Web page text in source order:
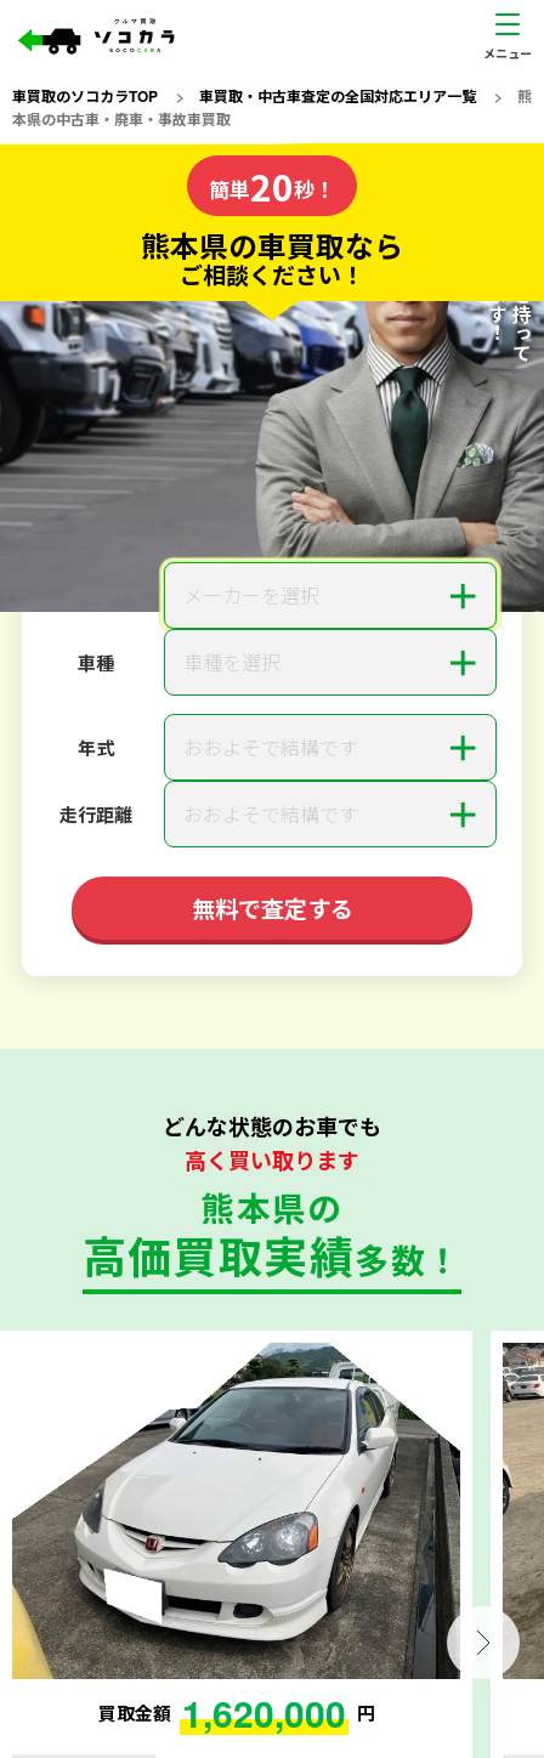
車買取のソコカラTOP > 車買取・中古車査定の全国対応エリア一覧> 熊
本県の中古車・廃車・事故車買取
の車買取なら
ソコカラの
電話か出張か、高い方の査定を提案。
だから高価買取!
私たちが責任を持って
査定いたします！
簡単20秒！
熊本県の車買取なら
ご相談ください！
20秒で入力完了！
無料で カンタンWeb査定
ご依頼いただいたお車を丁寧に査定いたします
メーカーを選択 ＋
車種 車種を選択 ＋
年式 おおよそで結構です ＋
走行距離 おおよそで結構です ＋
無料で査定する
どんな状態のお車でも
高く買い取ります
熊本県の
高価買取実績多数！
買取金額 1,620,000 円